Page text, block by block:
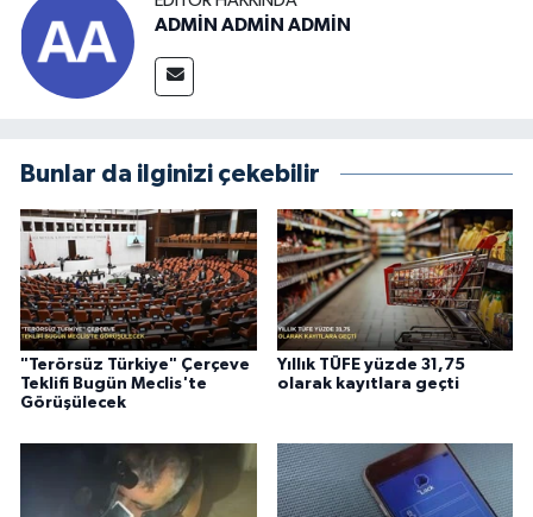
ADMİN ADMİN ADMİN
Bunlar da ilginizi çekebilir
"Terörsüz Türkiye" Çerçeve
Teklifi Bugün Meclis'te
Görüşülecek
Yıllık TÜFE yüzde 31,75
olarak kayıtlara geçti